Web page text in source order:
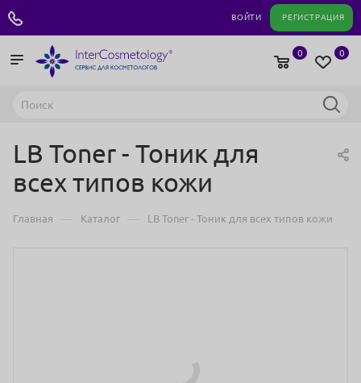
ВОЙТИ РЕГИСТРАЦИЯ
0
0
LB Toner - Тоник для
всех типов кожи
Главная — Каталог — LB Toner - Тоник для всех типов кожи